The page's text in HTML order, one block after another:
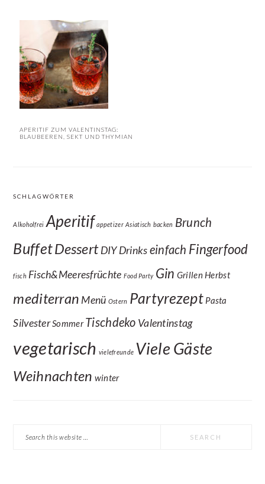
APERITIF ZUM VALENTINSTAG:
BLAUBEEREN, SEKT UND THYMIAN
SCHLAGWÖRTER
Alkoholfrei Aperitif appetizer Asiatisch backen Brunch
BuffetDessert DIY Drinkseinfach Fingerfood
fisch Fisch&Meeresfrüchte Food Party Gin Grillen Herbst
mediterran Menü Ostern Partyrezept Pasta
SilvesterSommer Tischdeko Valentinstag
vegetarisch vielefreunde Viele Gäste
Weihnachten winter